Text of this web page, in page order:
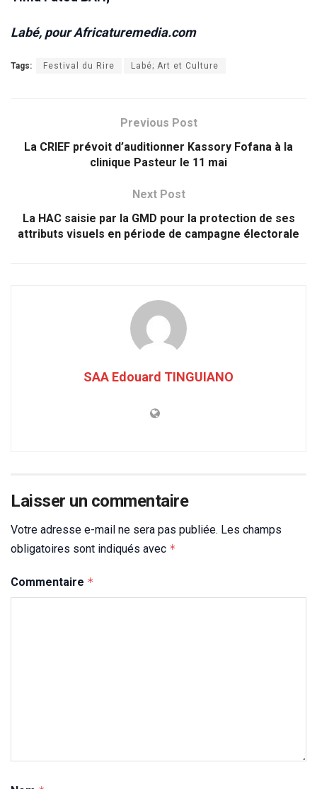
Labé, pour Africaturemedia.com
Tags: Festival du Rire Labé; Art et Culture
Previous Post
La CRIEF prévoit d’auditionner Kassory Fofana à la
clinique Pasteur le 11 mai
Next Post
La HAC saisie par la GMD pour la protection de ses
attributs visuels en période de campagne électorale
SAA Edouard TINGUIANO
Laisser un commentaire
Votre adresse e-mail ne sera pas publiée. Les champs
obligatoires sont indiqués avec *
Commentaire *